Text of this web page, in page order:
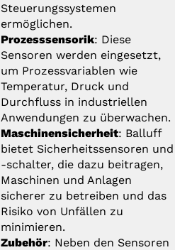
Steuerungssystemen
ermöglichen.
Prozesssensorik: Diese
Sensoren werden eingesetzt,
um Prozessvariablen wie
Temperatur, Druck und
Durchfluss in industriellen
Anwendungen zu überwachen.
Maschinensicherheit: Balluff
bietet Sicherheitssensoren und
-schalter, die dazu beitragen,
Maschinen und Anlagen
sicherer zu betreiben und das
Risiko von Unfällen zu
minimieren.
Zubehör: Neben den Sensoren